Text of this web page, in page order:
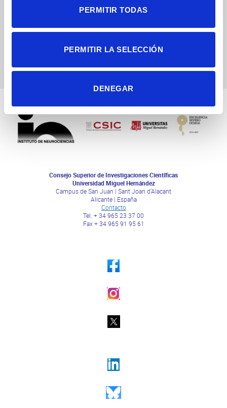
PERMITIR TODAS
PERMITIR LA SELECCIÓN
DENEGAR
sensoriales en el cerebro en
Consejo Superior de Investigaciones Científicas
Universidad Miguel Hernández
Campus de San Juan | Sant Joan d’Alacant
Alicante | España
Contacto
Tel. + 34 965 23 37 00
Fax + 34 965 91 95 61